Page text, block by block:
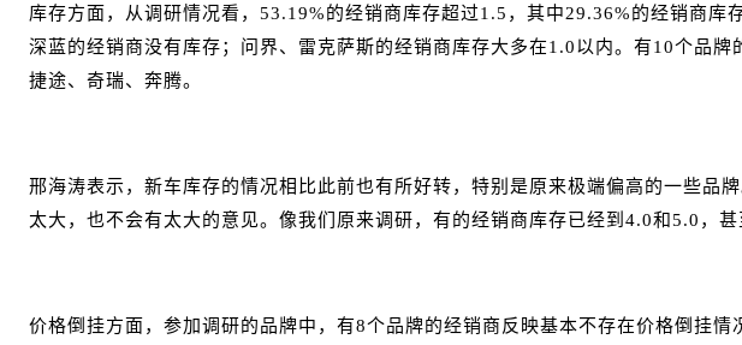
库存方面，从调研情况看，53.19%的经销商库存超过1.5，其中29.36%的经销商
深蓝的经销商没有库存；问界、雷克萨斯的经销商库存大多在1.0以内。有10个品
捷途、奇瑞、奔腾。
邢海涛表示，新车库存的情况相比此前也有所好转，特别是原来极端偏高的一些品
太大，也不会有太大的意见。像我们原来调研，有的经销商库存已经到4.0和5.0，
价格倒挂方面，参加调研的品牌中，有8个品牌的经销商反映基本不存在价格倒挂